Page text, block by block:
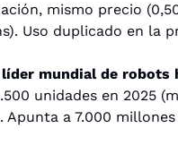
mismo precio
Uso duplicado en la
unidades en 2025
Apunta a 7.000